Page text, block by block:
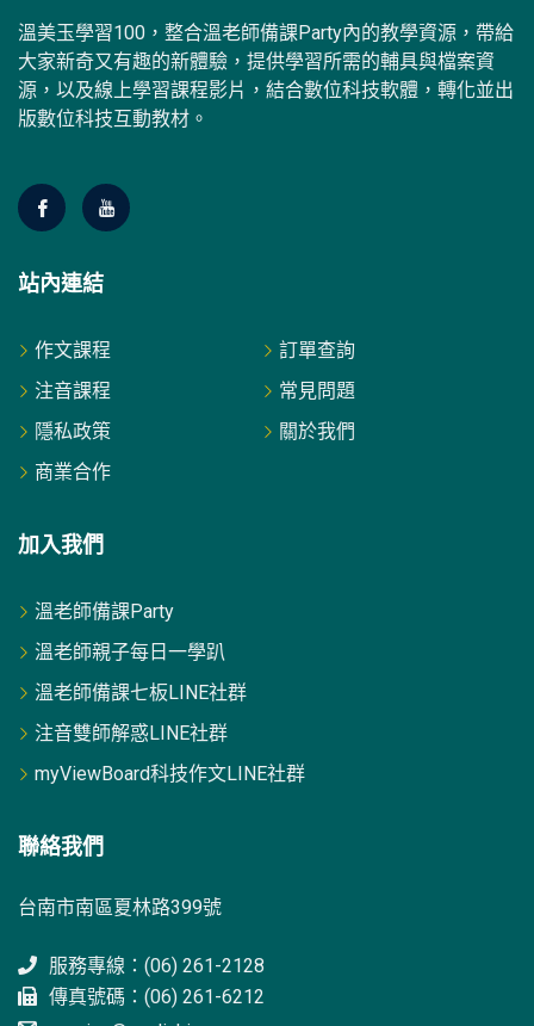
溫美玉學習100，整合溫老師備課Party內的教學資源，帶給
大家新奇又有趣的新體驗，提供學習所需的輔具與檔案資
源，以及線上學習課程影片，結合數位科技軟體，轉化並出
版數位科技互動教材。
站內連結
作文課程
訂單查詢
注音課程
常見問題
隱私政策
關於我們
商業合作
加入我們
溫老師備課Party
溫老師親子每日一學趴
溫老師備課七板LINE社群
注音雙師解惑LINE社群
myViewBoard科技作文LINE社群
聯絡我們
台南市南區夏林路399號
服務專線：(06) 261-2128
傳真號碼：(06) 261-6212